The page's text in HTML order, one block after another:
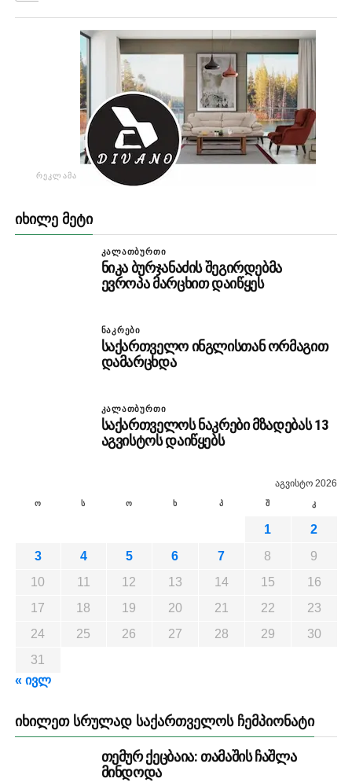
ᲠᲔᲙᲚᲐᲛᲐ
ᲘᲮᲘᲚᲔ ᲛᲔᲢᲘ
ᲙᲐᲚᲐᲗᲑᲣᲠᲗᲘ
ნიკა ბურჯანაძის შეგირდებმა
ევროპა მარცხით დაიწყეს
ᲜᲐᲙᲠᲔᲑᲘ
საქართველო ინგლისთან ორმაგით
დამარცხდა
ᲙᲐᲚᲐᲗᲑᲣᲠᲗᲘ
საქართველოს ნაკრები მზადებას 13
აგვისტოს დაიწყებს
აგვისტო 2026
ო ს ო ხ პ შ კ
1
2
3
4 5 6 7 8
9
10
11 12 13 14 15
16
17
18 19 20 21 22
23
24
25 26 27 28 29
30
31
« ივლ
ᲘᲮᲘᲚᲔᲗ ᲡᲠᲣᲚᲐᲓ ᲡᲐᲥᲐᲠᲗᲕᲔᲚᲝᲡ ᲩᲔᲛᲞᲘᲝᲜᲐᲢᲘ
თემურ ქეცბაია: თამაშის ჩაშლა
მინდოდა